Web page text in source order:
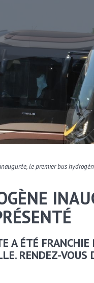
le premier bus
A ÉTÉ
RENDEZ-